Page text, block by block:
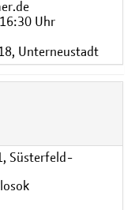
Uhr
Unterneustadt
Süsterfeld-